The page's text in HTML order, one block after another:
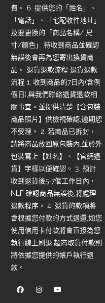
費。 6. 提供您的「姓名」、
「電話」、「宅配收件地址」
及要更換的「商品名稱/ 尺
寸/顏色」,待收到商品並確認
無誤後會再為您寄出換貨商
品。 退貨退款流程 退貨退款
流程 1. 收到商品的7日內(含例
假日),與我們聯絡退貨退款相
關事宜。並提供清楚【含包裝
商品照片】供檢視確認,逾期恕
不受理。 2. 若商品已拆封，
請將商品放回原包裝內,並於外
包裝寫上【姓名】、【官網退
貨】字樣以便確認。 3. 預計
收到退貨後5-7個工作日內，
NLF 確認商品無誤後,將處理
退款程序。 4. 退貨的款項將
會根據您付款的方式退還,如您
使用信用卡付款將會直接為您
執行線上刷退,超商取貨付款則
將依據您提供的帳戶執行退
款。